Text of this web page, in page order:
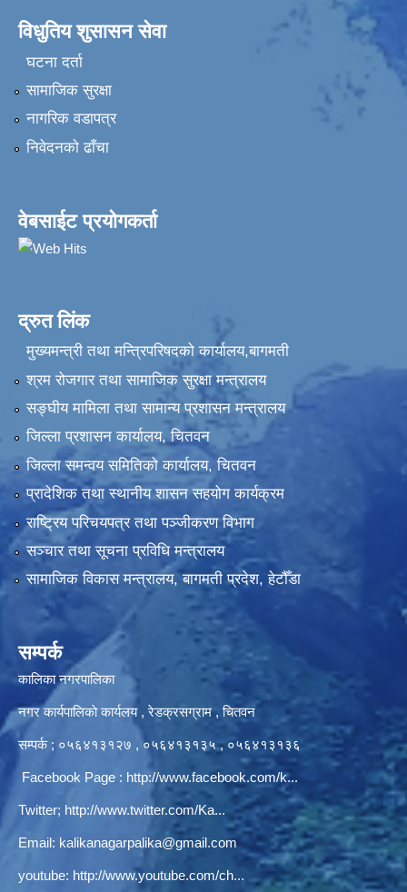
विधुतिय शुसासन सेवा
घटना दर्ता
सामाजिक सुरक्षा
नागरिक वडापत्र
निवेदनकाे ढाँचा
वेबसाईट प्रयोगकर्ता
द्रुत लिंक
मुख्यमन्त्री तथा मन्त्रिपरिषदको कार्यालय,बागमती
श्रम रोजगार तथा सामाजिक सुरक्षा मन्त्रालय
सङ्‍घीय मामिला तथा सामान्य प्रशासन मन्त्रालय
जिल्ला प्रशासन कार्यालय, चितवन
जिल्ला समन्वय समितिको कार्यालय, चितवन
प्रादेशिक तथा स्थानीय शासन सहयोग कार्यक्रम
राष्ट्रिय परिचयपत्र तथा पञ्‍जीकरण विभाग
सञ्‍चार तथा सूचना प्रविधि मन्त्रालय
सामाजिक विकास मन्त्रालय, बागमती प्रदेश, हेटौँडा
सम्पर्क
कालिका नगरपालिका
नगर कार्यपालिकाे कार्यलय‍ , रेडक्रसग्राम , चितवन
सम्पर्क ; ०५६४१३१२७ , ०५६४१३१३५ , ०५६४१३१३६
Facebook Page : http://www.facebook.com/k...
Twitter; http://www.twitter.com/Ka...
Email: kalikanagarpalika@gmail.com
youtube: http://www.youtube.com/ch...